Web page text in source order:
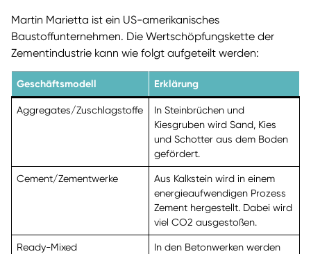
Martin Marietta ist ein US-amerikanisches
Baustoffunternehmen. Die Wertschöpfungskette der
Zementindustrie kann wie folgt aufgeteilt werden:
Geschäftsmodell Erklärung
Aggregates/Zuschlagstoffe
In Steinbrüchen und
Kiesgruben wird Sand, Kies
und Schotter aus dem Boden
gefördert.
Cement/Zementwerke
Aus Kalkstein wird in einem
energieaufwendigen Prozess
Zement hergestellt. Dabei wird
viel CO2 ausgestoßen.
Ready-Mixed
In den Betonwerken werden